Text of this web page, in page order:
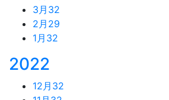
3月 32
2月 29
1月 32
2022
12月 32